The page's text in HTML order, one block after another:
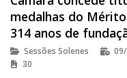
medalhas do
314 anos de
Sessões Solenes
30